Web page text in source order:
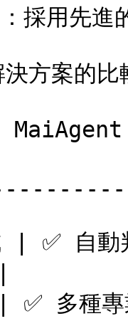
用先進
方案的比
| ✅ 自
| ✅ 多